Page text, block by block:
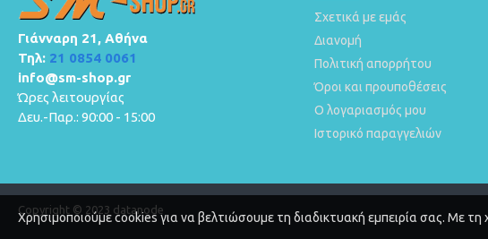
Γιάνναρη 21, Αθήνα
Τηλ: 21 0854 0061
info@sm-shop.gr
Ώρες λειτουργίας
Δευ.-Παρ.: 90:00 - 15:00
Σχετικά με εμάς
Διανομή
Πολιτική απορρήτου
Όροι και προυποθέσεις
Ο λογαριασμός μου
Ιστορικό παραγγελιών
Copyright © 2023 datanode
Χρησιμοποιούμε cookies για να βελτιώσουμε τη διαδικτυακή εμπειρία σας. Mε